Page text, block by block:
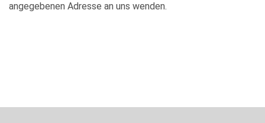
angegebenen Adresse an uns wenden.